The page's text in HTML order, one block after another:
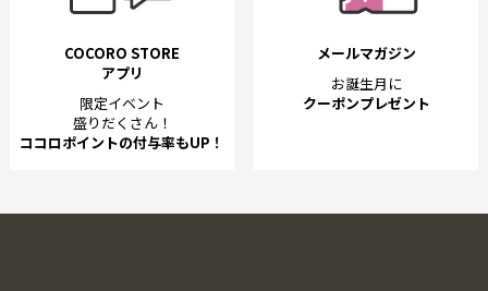
COCORO STORE
アプリ
限定イベント
盛りだくさん！
ココロポイントの付与率もUP！
メールマガジン
お誕生月に
クーポンプレゼント